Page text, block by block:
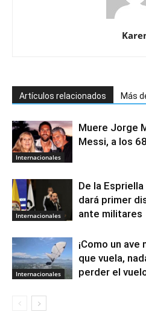
Artículos relacionados Más
Internacionales
Muere Jorge
Messi, a los
Internacionales
De la
dará primer
ante militares
Internacionales
¡Como un
que vuela,
perder el